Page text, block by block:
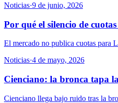
Noticias·9 de junio, 2026
Por qué el silencio de
El mercado no publica cuotas para
Noticias·4 de mayo, 2026
Cienciano: la bronca tapa
Cienciano llega bajo ruido tras la